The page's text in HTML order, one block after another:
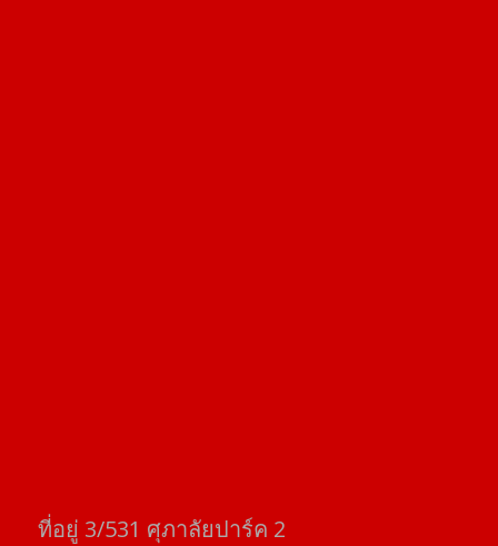
ที่อยู่​ 3/531​ ศุภาลัยปาร์ค​ 2